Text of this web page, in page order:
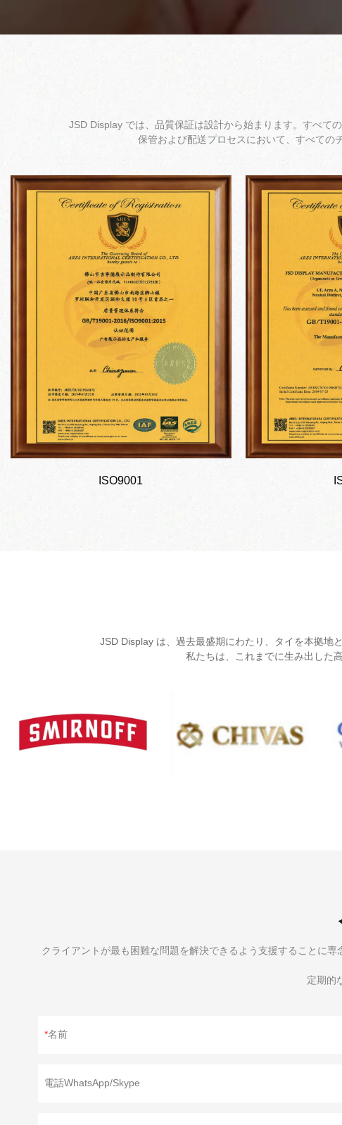
JSD Display では、品質保証は設計から始まります。すべて
保管および配送プロセスにおいて、すべての
ISO9001
JSD Display は、過去最盛期にわたり、タイを本拠地
私たちは、これまでに生み出した
クライアントが最も困難な問題を解決できるよう支援することに
定期的
名前
電話WhatsApp/Skype